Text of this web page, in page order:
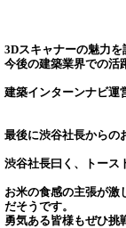
3Dスキャナーの魅力を
今後の建築業界での活
建築インターンナビ運
最後に渋谷社長からの
渋谷社長曰く、トース
お米の食感の主張が
だそうです。
勇気ある皆様もぜひ挑